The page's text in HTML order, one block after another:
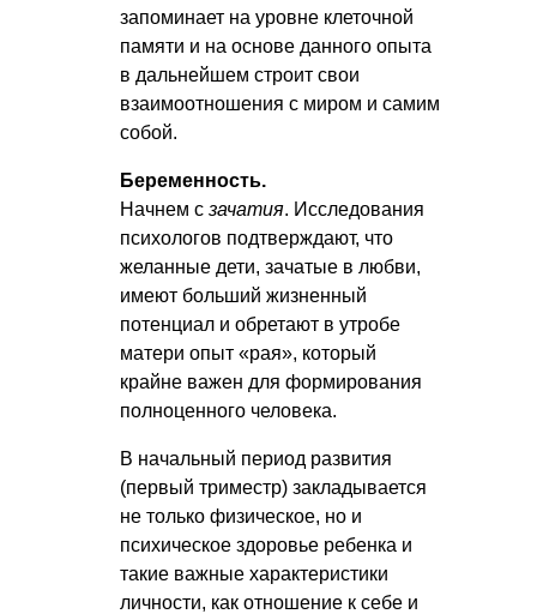
запоминает на уровне клеточной
памяти и на основе данного опыта
в дальнейшем строит свои
взаимоотношения с миром и самим
собой.
Беременность.
Начнем с зачатия. Исследования
психологов подтверждают, что
желанные дети, зачатые в любви,
имеют больший жизненный
потенциал и обретают в утробе
матери опыт «рая», который
крайне важен для формирования
полноценного человека.
В начальный период развития
(первый триместр) закладывается
не только физическое, но и
психическое здоровье ребенка и
такие важные характеристики
личности, как отношение к себе и